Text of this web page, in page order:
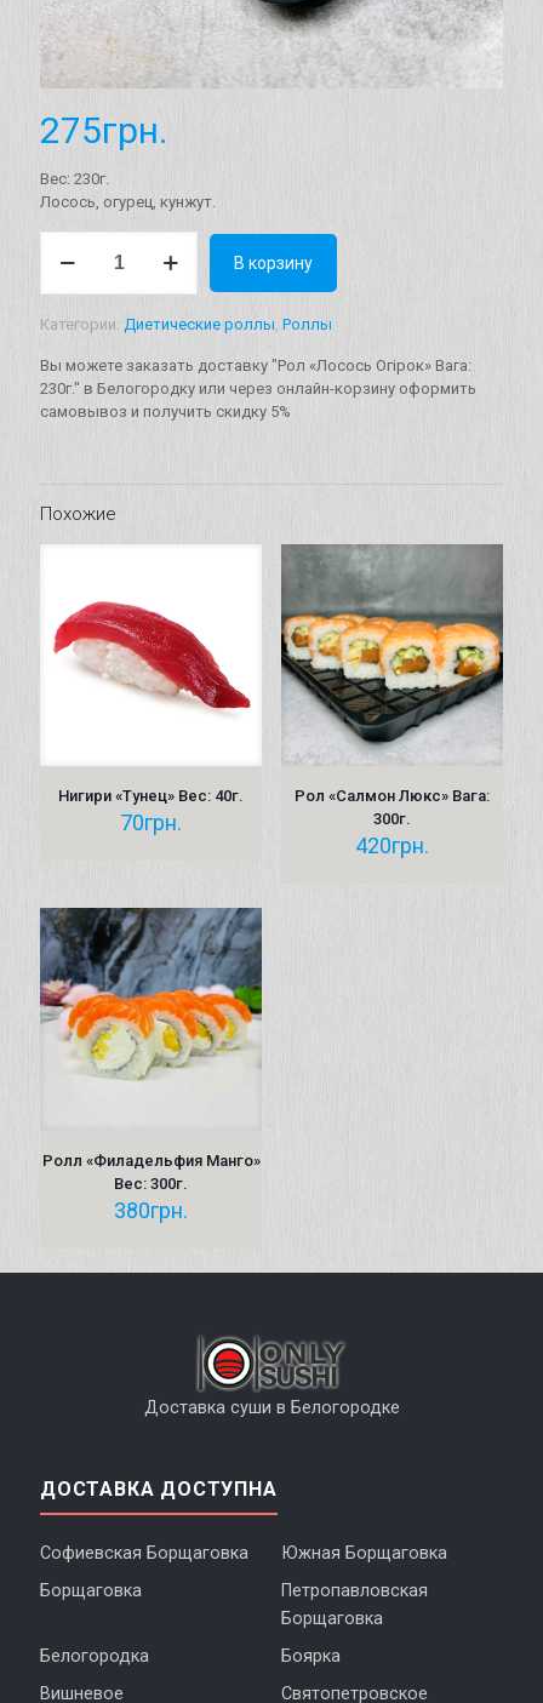
275грн.
Вес: 230г.
Лосось, огурец, кунжут.
товара
Огірок"
Вага:
230г.
В корзину
Категории: Диетические роллы Роллы
Вы можете заказать доставку "Рол «Лосось Огірок» Вага:
230г." в Белогородку или через онлайн-корзину оформить
самовывоз и получить скидку 5%
Похожие
Нигири «Тунец» Вес: 40г.
70грн.
Рол «Салмон Люкс» Вага:
300г.
420грн.
Ролл «Филадельфия Манго»
Вес: 300г.
380грн.
Доставка суши в Белогородке
ДОСТАВКА ДОСТУПНА
Софиевская Борщаговка
Южная Борщаговка
Борщаговка
Петропавловская
Борщаговка
Белогородка
Боярка
Вишневое
Святопетровское